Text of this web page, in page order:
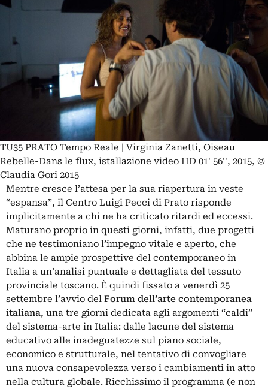
TU35 PRATO Tempo Reale | Virginia Zanetti, Oiseau
Rebelle-Dans le flux, istallazione video HD 01' 56'', 2015, ©
Claudia Gori 2015
Mentre cresce l’attesa per la sua riapertura in veste
“espansa”, il Centro Luigi Pecci di Prato risponde
implicitamente a chi ne ha criticato ritardi ed eccessi.
Maturano proprio in questi giorni, infatti, due progetti
che ne testimoniano l’impegno vitale e aperto, che
abbina le ampie prospettive del contemporaneo in
Italia a un’analisi puntuale e dettagliata del tessuto
provinciale toscano. È quindi fissato a venerdì 25
settembre l’avvio del Forum dell’arte contemporanea
italiana, una tre giorni dedicata agli argomenti “caldi”
del sistema-arte in Italia: dalle lacune del sistema
educativo alle inadeguatezze sul piano sociale,
economico e strutturale, nel tentativo di convogliare
una nuova consapevolezza verso i cambiamenti in atto
nella cultura globale. Ricchissimo il programma (e non